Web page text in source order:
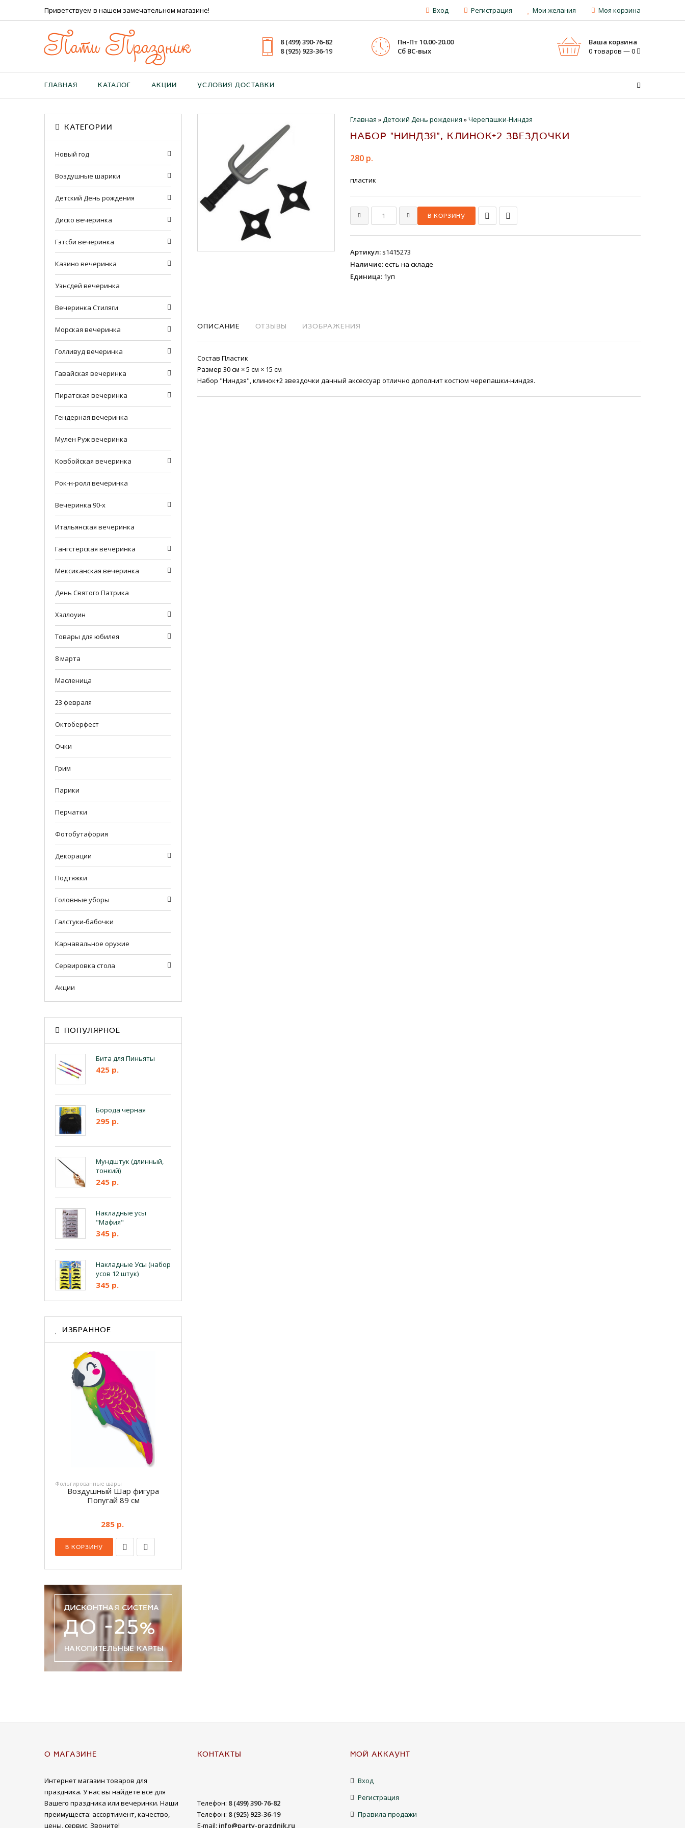
Приветствуем в нашем замечательном магазине! Вход Регистрация Мои желания Моя корзина
Пати Праздник
8 (499) 390-76-82
8 (925) 923-36-19
Пн-Пт 10.00-20.00
Cб ВС-вых
Ваша корзина
0 товаров — 0
ГЛАВНАЯ КАТАЛОГ АКЦИИ УСЛОВИЯ ДОСТАВКИ
Главная »Детский День рождения »Черепашки-Ниндзя
НАБОР "НИНДЗЯ", КЛИНОК+2 ЗВЕЗДОЧКИ
280 р.
пластик
Артикул: s1415273
Наличие:есть на складе
Единица: 1уп
ОПИСАНИЕ ОТЗЫВЫ ИЗОБРАЖЕНИЯ
Состав Пластик
Размер 30 см × 5 см × 15 см
Набор "Ниндзя", клинок+2 звездочки данный аксессуар отлично дополнит костюм черепашки-ниндзя.
КАТЕГОРИИ
Новый год
Воздушные шарики
Детский День рождения
Диско вечеринка
Гэтсби вечеринка
Казино вечеринка
Уэнсдей вечеринка
Вечеринка Стиляги
Морская вечеринка
Голливуд вечеринка
Гавайская вечеринка
Пирaтская вечеринка
Гендерная вечеринка
Мулен Руж вечеринка
Ковбойская вечеринка
Рок-н-ролл вечеринка
Вечеринка 90-х
Итальянская вечеринка
Гангстерская вечеринка
Мексиканская вечеринка
День Святого Патрика
Хэллоуин
Товары для юбилея
8 марта
Масленица
23 февраля
Октоберфест
Очки
Грим
Парики
Перчатки
Фотобутафория
Декорации
Подтяжки
Головные уборы
Галстуки-бабочки
Карнавальное оружие
Сервировка стола
Акции
ПОПУЛЯРНОЕ
Бита для Пиньяты
425 р.
Борода черная
295 р.
Мундштук (длинный,
тонкий)
245 р.
Накладные усы
"Мафия"
345 р.
Накладные Усы (набор
усов 12 штук)
345 р.
ИЗБРАННОЕ
Фольгированные шары
Воздушный Шар фигура
Попугай 89 см
285 р.
В КОРЗИНУ
О МАГАЗИНЕ
Интернет магазин товаров для
праздника. У нас вы найдете все для
Вашего праздника или вечеринки. Наши
преимущеста: ассортимент, качество,
цены, сервис. Звоните!
КОНТАКТЫ
Телефон: 8 (499) 390-76-82
Телефон: 8 (925) 923-36-19
E-mail: info@party-prazdnik.ru
МОЙ АККАУНТ
Вход
Регистрация
Правила продажи